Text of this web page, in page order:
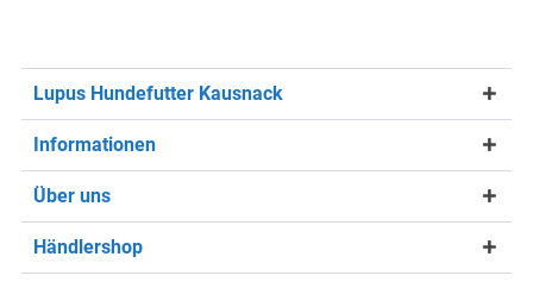
Lupus Hundefutter Kausnack
Informationen
Über uns
Händlershop